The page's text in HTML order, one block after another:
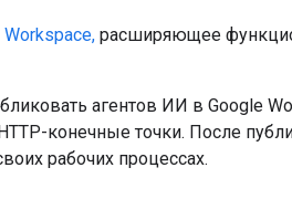
расширяющее
агентов ИИ в Google
конечные точки. После
рабочих процессах.